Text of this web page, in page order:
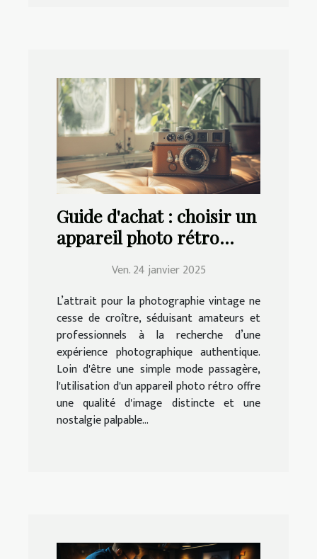
Guide d'achat : choisir un
appareil photo rétro
Ven. 24 janvier 2025
L’attrait pour la photographie vintage ne
cesse de croître, séduisant amateurs et
professionnels à la recherche d’une
expérience photographique authentique.
Loin d'être une simple mode passagère,
l'utilisation d'un appareil photo rétro offre
une qualité d'image distincte et une
nostalgie palpable...